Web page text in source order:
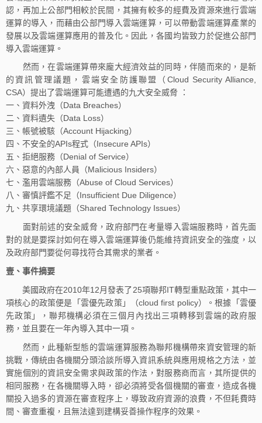
認，再加上公部門相較於民間，其擁有較多的經費及資源來進行雲端
運算的導入，而藉由公部門導入雲端運算，可以帶動雲端運算產業的
發展以及雲端運算應用的普及化。因此，各國均皆致力於促進公部門
導入雲端運算。
然而，在雲端運算帶來龐大經濟效益的同時，伴隨而來的，是新
的資訊管理議題，雲端安全防護聯盟（Cloud Security Alliance,
CSA）提出了雲端運算可能遭遇的九大安全威脅 ：
一、資料外洩（Data Breaches）
二、資料遺失（Data Loss）
三、帳號被駭（Account Hijacking）
四、不安全的APIs程式（Insecure APIs）
五、拒絕服務（Denial of Service）
六、惡意的內部人員（Malicious Insiders）
七、濫用雲端服務（Abuse of Cloud Services）
八、審慎評鑑不足（Insufficient Due Diligence）
九、共享環境議題（Shared Technology Issues）
面對前述的安全威脅，政府部門在考量導入雲端服務時，首先面
對的就是要探討如何在導入雲端運算後仍能維持資訊安全的強度，以
及政府部門要從何尋找符合其需求的業者。
壹、事件摘要
美國政府在2010年12月發表了25項聯邦IT轉型重點政策，其中一
項核心的政策便是「雲優先政策」（cloud first policy）。根據「雲優
先政策」，聯邦機構必須在三個月內找出三項轉移到雲端的政府服
務，並且要在一年內導入其中一項。
然而，此種新型態的雲端運算服務為聯邦機構帶來資安管理的新
挑戰，傳統由各機關分頭洽談所導入資訊系統與應用規格之方法，並
實施個別的資訊安全需求與政策的作法，對服務商而言，其所提供的
相同服務，在各機關導入時，卻必須將受各個機關的審查，造成各機
關投入過多的資源在審查程序上，導致政府資源的浪費，不但耗費時
間、審查重複，且無法達到建構妥善操作程序的效果。